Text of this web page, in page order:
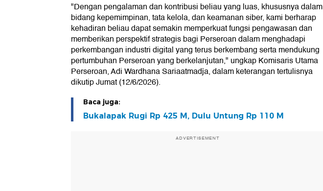
"Dengan pengalaman dan kontribusi beliau yang luas, khususnya dalam
bidang kepemimpinan, tata kelola, dan keamanan siber, kami berharap
kehadiran beliau dapat semakin memperkuat fungsi pengawasan dan
memberikan perspektif strategis bagi Perseroan dalam menghadapi
perkembangan industri digital yang terus berkembang serta mendukung
pertumbuhan Perseroan yang berkelanjutan," ungkap Komisaris Utama
Perseroan, Adi Wardhana Sariaatmadja, dalam keterangan tertulisnya
dikutip Jumat (12/6/2026).
Baca juga:
Bukalapak Rugi Rp 425 M, Dulu Untung Rp 110 M
ADVERTISEMENT